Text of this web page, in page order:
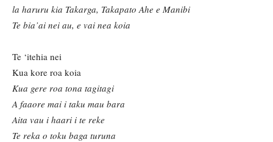
la haruru kia Takarga, Takapato Ahe e Manibi
Te bia’ai nei au, e vai nea koia
Te ‘itehia nei
Kua kore roa koia
Kua gere roa tona tagitagi
A faaore mai i taku mau bara
Aita vau i haari i te reke
Te reka o toku baga turuna